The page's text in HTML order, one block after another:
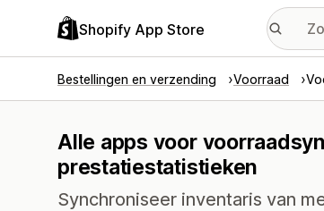
Shopify App Store
Bestellingen en verzending Voorraad
Alle apps voor
prestatiestatistieken
Synchroniseer inventaris van